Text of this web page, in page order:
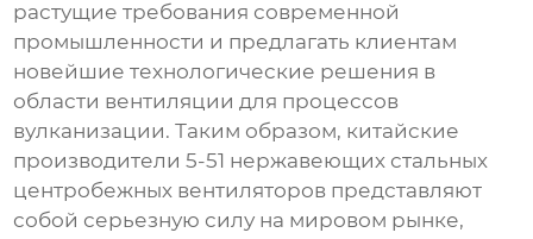
растущие требования современной
промышленности и предлагать клиентам
новейшие технологические решения в
области вентиляции для процессов
вулканизации. Таким образом, китайские
производители 5-51 нержавеющих стальных
центробежных вентиляторов представляют
собой серьезную силу на мировом рынке,